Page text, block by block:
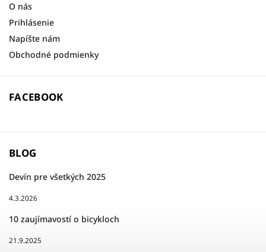
O nás
Prihlásenie
Napíšte nám
Obchodné podmienky
FACEBOOK
BLOG
Devín pre všetkých 2025
4.3.2026
10 zaujímavostí o bicykloch
21.9.2025